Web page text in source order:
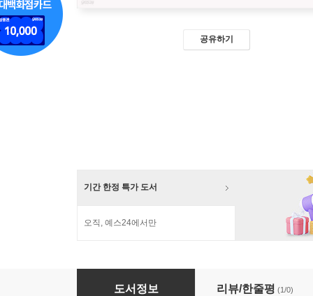
공유하기
기간 한정 특가 도서
오직, 예스24에서만
오월의 초상
도서정보 리뷰/한줄평 (1/0)